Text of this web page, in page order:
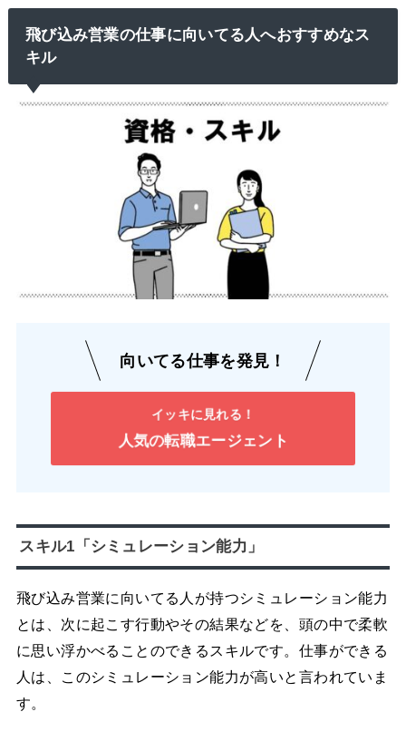
飛び込み営業の仕事に向いてる人へおすすめなス
キル
向いてる仕事を発見！
イッキに見れる！
人気の転職エージェント
スキル1「シミュレーション能力」
飛び込み営業に向いてる人が持つシミュレーション能力
とは、次に起こす行動やその結果などを、頭の中で柔軟
に思い浮かべることのできるスキルです。仕事ができる
人は、このシミュレーション能力が高いと言われていま
す。